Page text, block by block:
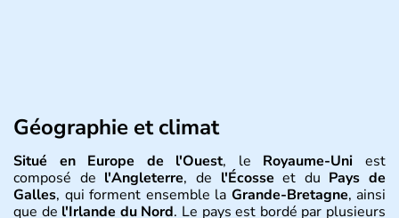
Géographie et climat
Situé en Europe de l'Ouest, le Royaume-Uni est
composé de l'Angleterre, de l'Écosse et du Pays de
Galles, qui forment ensemble la Grande-Bretagne, ainsi
que de l'Irlande du Nord. Le pays est bordé par plusieurs